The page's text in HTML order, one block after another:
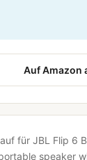
Auf Amazon
für JBL Flip 6
speaker